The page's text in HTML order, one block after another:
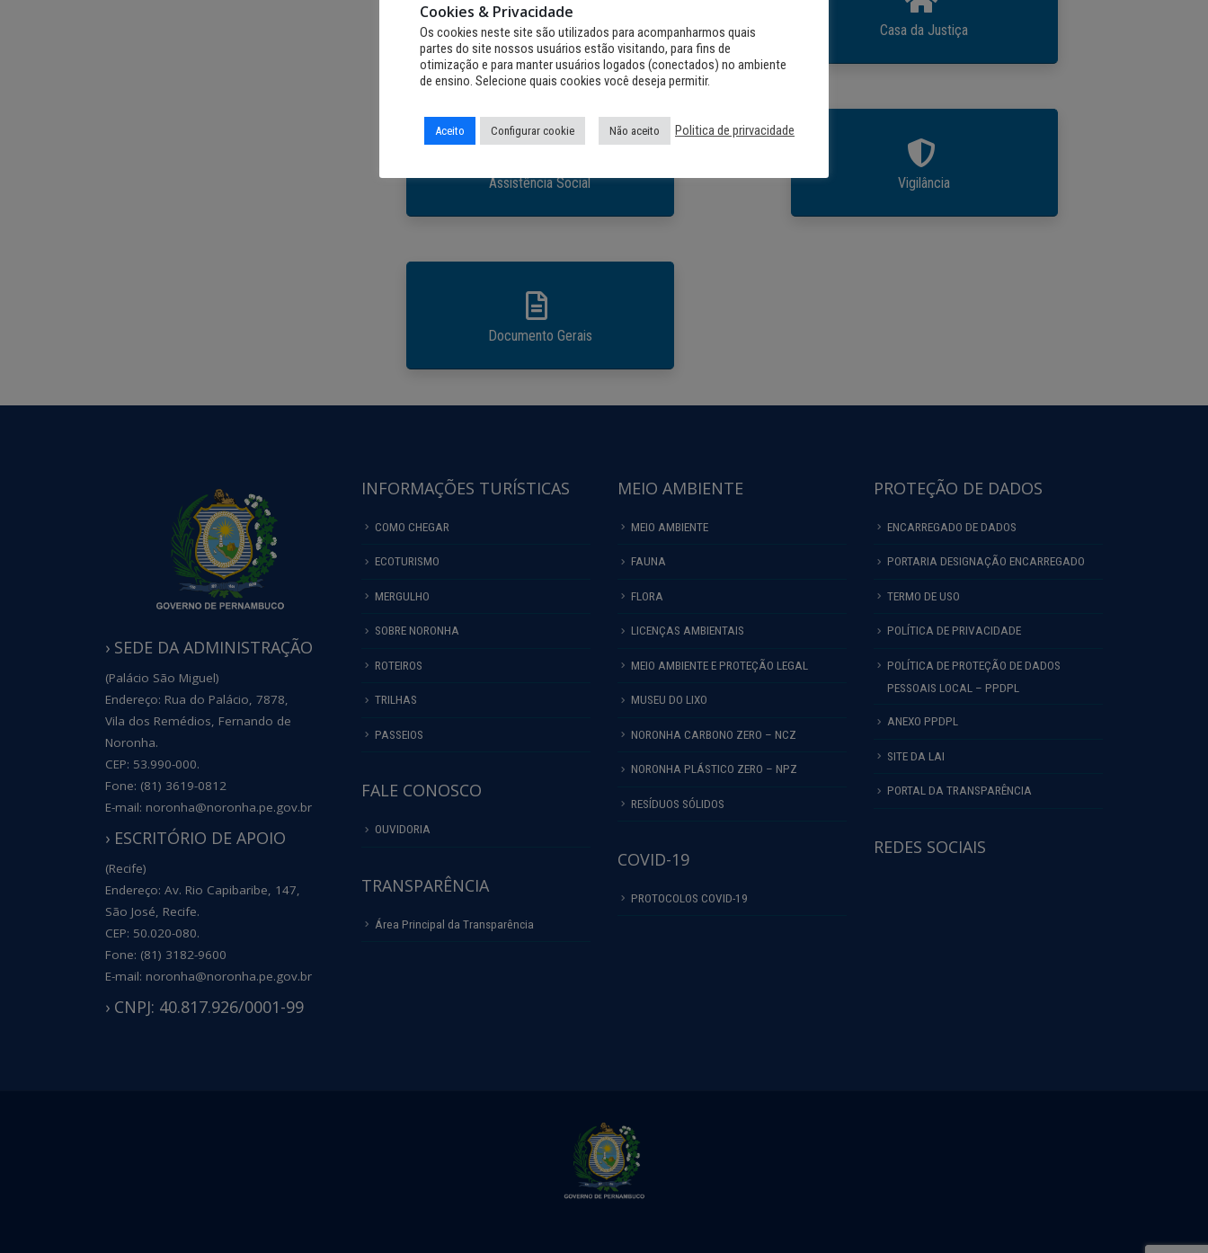
Taxa de Preservação Ambiental
Assistência Social
Documento Gerais
Casa da Justiça
Vigilância
› SEDE DA ADMINISTRAÇÃO
(Palácio São Miguel)
Endereço: Rua do Palácio, 7878,
Vila dos Remédios, Fernando de
Noronha.
CEP: 53.990-000.
Fone: (81) 3619-0812
E-mail: noronha@noronha.pe.gov.br
› ESCRITÓRIO DE APOIO
(Recife)
Endereço: Av. Rio Capibaribe, 147,
São José, Recife.
CEP: 50.020-080.
Fone: (81) 3182-9600
E-mail: noronha@noronha.pe.gov.br
› CNPJ: 40.817.926/0001-99
INFORMAÇÕES TURÍSTICAS
COMO CHEGAR
ECOTURISMO
MERGULHO
SOBRE NORONHA
ROTEIROS
TRILHAS
PASSEIOS
FALE CONOSCO
OUVIDORIA
TRANSPARÊNCIA
Área Principal da Transparência
MEIO AMBIENTE
MEIO AMBIENTE
FAUNA
FLORA
LICENÇAS AMBIENTAIS
MEIO AMBIENTE E PROTEÇÃO LEGAL
MUSEU DO LIXO
NORONHA CARBONO ZERO – NCZ
NORONHA PLÁSTICO ZERO – NPZ
RESÍDUOS SÓLIDOS
COVID-19
PROTOCOLOS COVID-19
PROTEÇÃO DE DADOS
ENCARREGADO DE DADOS
PORTARIA DESIGNAÇÃO ENCARREGADO
TERMO DE USO
POLÍTICA DE PRIVACIDADE
POLÍTICA DE PROTEÇÃO DE DADOS
PESSOAIS LOCAL – PPDPL
ANEXO PPDPL
SITE DA LAI
PORTAL DA TRANSPARÊNCIA
REDES SOCIAIS
Cookies & Privacidade
Os cookies neste site são utilizados para acompanharmos quais
partes do site nossos usuários estão visitando, para fins de
otimização e para manter usuários logados (conectados) no ambiente
de ensino. Selecione quais cookies você deseja permitir.
Aceito Configurar cookie Não aceito Politica de prirvacidade